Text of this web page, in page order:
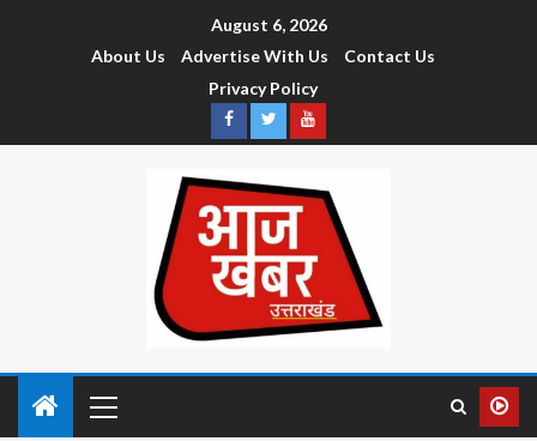
August 6, 2026
About Us
Advertise With Us
Contact Us
Privacy Policy